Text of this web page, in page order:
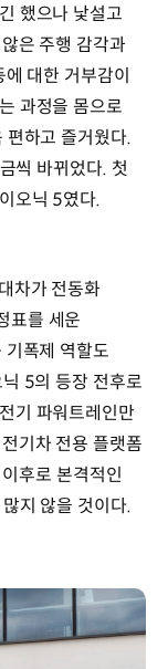
했으나 낯설고
은 주행 감각과
대한 거부감이
과정을 몸으로
하고 즐거웠다.
씩 바뀌었다. 첫
오닉 5였다.
차가 전동화
표를 세운
폭제 역할도
5의 등장 전후로
기 파워트레인만
기차 전용 플랫폼
후로 본격적인
지 않을 것이다.